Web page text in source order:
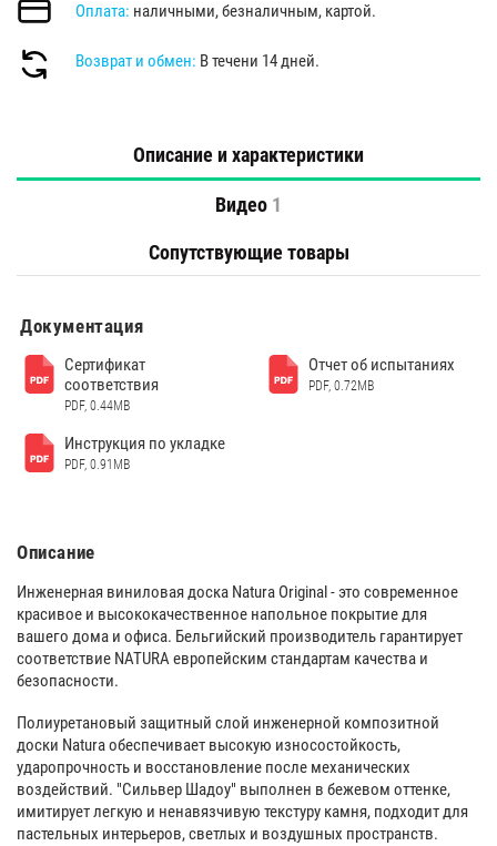
Оплата: наличными, безналичным, картой.
Возврат и обмен: В течени 14 дней.
Описание и характеристики
Видео 1
Сопутствующие товары
Документация
Сертификат
соответствия
PDF, 0.44MB
Отчет об испытаниях
PDF, 0.72MB
Инструкция по укладке
PDF, 0.91MB
Описание
Инженерная виниловая доска Natura Original - это современное
красивое и высококачественное напольное покрытие для
вашего дома и офиса. Бельгийский производитель гарантирует
cоответствие NATURA европейским стандартам качества и
безопасности.
Полиуретановый защитный слой инженерной композитной
доски Natura обеспечивает высокую износостойкость,
ударопрочность и восстановление после механических
воздействий. "Сильвер Шадоу" выполнен в бежевом оттенке,
имитирует легкую и ненавязчивую текстуру камня, подходит для
пастельных интерьеров, светлых и воздушных пространств.